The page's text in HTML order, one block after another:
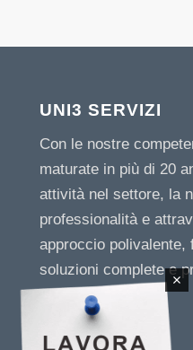
UNI3 SERVIZI
Con le nostre
maturate in più di 20
attività nel settore, la
professionalità e
approccio polivalente,
soluzioni complete e
le imprese.